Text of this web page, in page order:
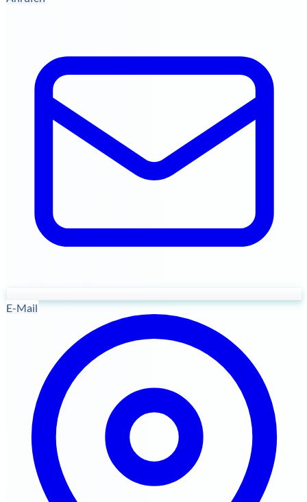
E-Mail